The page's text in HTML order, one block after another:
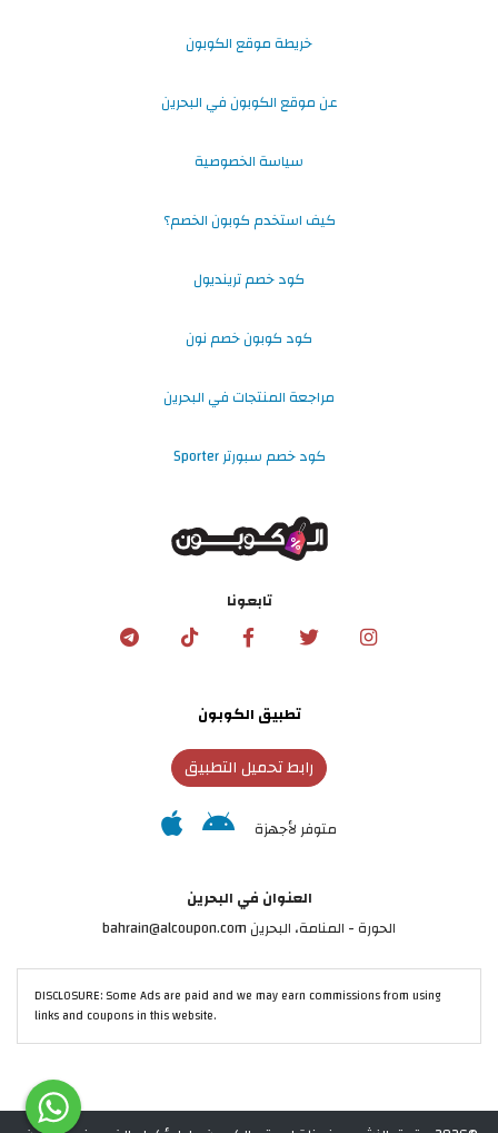
خريطة موقع الكوبون
عن موقع الكوبون في البحرين
سياسة الخصوصية
كيف استخدم كوبون الخصم؟
كود خصم ترينديول
كود كوبون خصم نون
مراجعة المنتجات في البحرين
كود خصم سبورتر Sporter
تابعونا
تطبيق الكوبون
رابط تحميل التطبيق
متوفر لأجهزة
العنوان في البحرين
الحورة - المنامة‎، البحرين bahrain@alcoupon.com
DISCLOSURE: Some Ads are paid and we may earn commissions from using
links and coupons in this website.